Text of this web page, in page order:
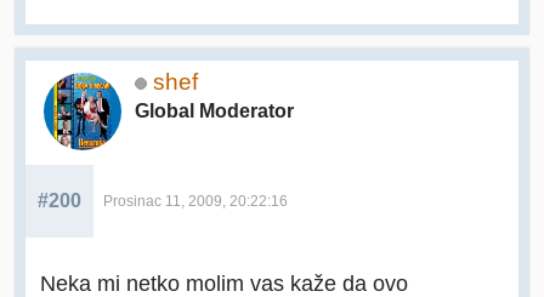
shef
Global Moderator
#200 Prosinac 11, 2009, 20:22:16
Neka mi netko molim vas kaže da ovo